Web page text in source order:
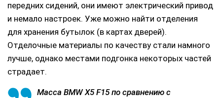
передних сидений, они имеют электрический привод
и немало настроек. Уже можно найти отделения
для хранения бутылок (в картах дверей).
Отделочные материалы по качеству стали намного
лучше, однако местами подгонка некоторых частей
страдает.
Масса BMW X5 F15 по сравнению с